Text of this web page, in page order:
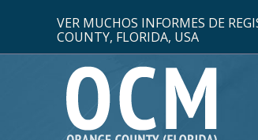
VER MUCHOS INFORMES DE
COUNTY, FLORIDA, USA